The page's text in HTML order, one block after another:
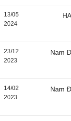
13/05
2024
23/12
2023
Nam
14/02
2023
Nam